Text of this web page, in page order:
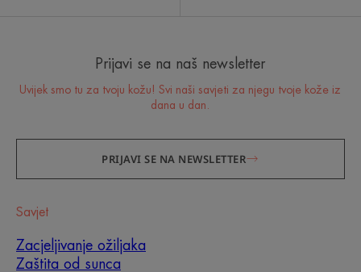
Prijavi se na naš newsletter
Uvijek smo tu za tvoju kožu! Svi naši savjeti za njegu tvoje kože iz
dana u dan.
PRIJAVI SE NA NEWSLETTER
Savjet
Zacjeljivanje ožiljaka
Zaštita od sunca